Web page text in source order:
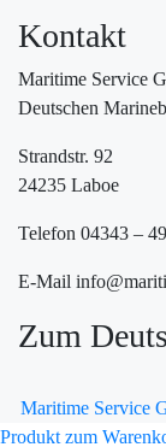
Kontakt
Maritime Service
Deutschen
Strandstr. 92
24235 Laboe
Telefon 04343 –
E-Mail
Zum
Maritime Service
Produkt zum